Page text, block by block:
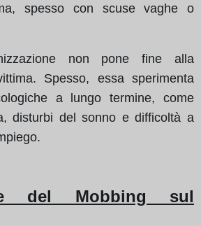
spesso con scuse vaghe o
non pone fine alla
Spesso, essa sperimenta
a lungo termine, come
disturbi del sonno e difficoltà a
del Mobbing sul